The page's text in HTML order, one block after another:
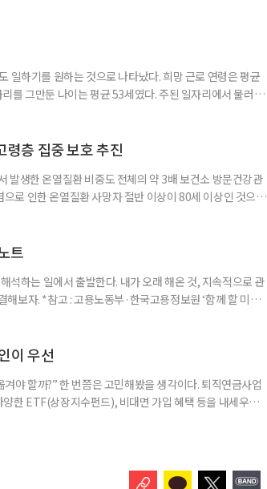
봄 협업 체계 구축 방안’ 보고서는 고
일하기를 원하는 것으로 나타났다. 희망 근로 연령은 평균
를 그만둔 나이는 평균 53세였다. 주된 일자리에서 물러난
상 인구에서 차지하는 비중은
층 집중 보호 추진
발생한 온열질환 비중도 전체의 약 3배 보건소 방문건강관
로 인한 온열질환 사망자 절반 이상이 80세 이상인 것으로
으로 집계됐다. 연령별 환자 수
트
석하는 일에서 출발한다. 내가 오래 해온 것, 지속적으로 관
보자. *참고 : 고용노동부·한국고용정보원 ‘함께 할 미래
내가 직접 해볼 만
이 우선
야 할까?” 한 번쯤은 고민해봤을 생각이다. 퇴직연금사업
한 ETF(상장지수펀드), 비대면 가입 혜택 등을 내세우며